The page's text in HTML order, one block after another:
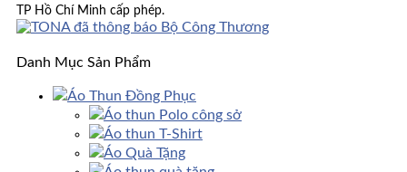
TP Hồ Chí Minh cấp phép.
Danh Mục Sản Phẩm
Áo Thun Đồng Phục
Áo thun Polo công sở
Áo thun T-Shirt
Áo Quà Tặng